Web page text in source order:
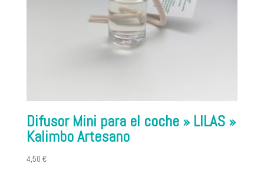
Difusor Mini para el coche » LILAS »
Kalimbo Artesano
4,50 €